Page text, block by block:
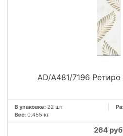
AD/A481/7196
В упаковке: 22 шт
Вес: 0.455 кг
264